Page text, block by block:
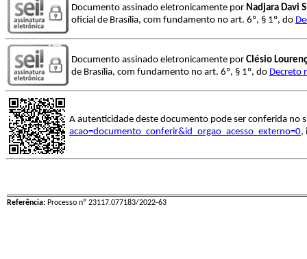
Documento assinado eletronicamente por Nadjara Davi
oficial de Brasília, com fundamento no art. 6º, § 1º, do
Documento assinado eletronicamente por Clésio
de Brasília, com fundamento no art. 6º, § 1º, do Decreto
A autenticidade deste documento pode ser conferida no
acao=documento_conferir&id_orgao_acesso_externo=0,
Referência: Processo nº 23117.077183/2022-63